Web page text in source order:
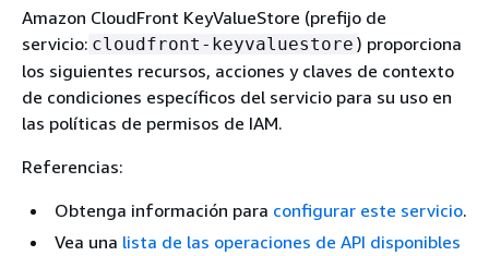
Amazon CloudFront KeyValueStore (prefijo de
servicio: cloudfront-keyvaluestore ) proporciona
los siguientes recursos, acciones y claves de contexto
de condiciones específicos del servicio para su uso en
las políticas de permisos de IAM.
Referencias:
Obtenga información para configurar este servicio.
Vea una lista de las operaciones de API disponibles